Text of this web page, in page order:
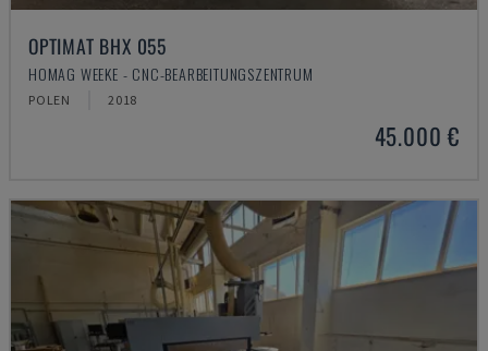
OPTIMAT BHX 055
HOMAG WEEKE - CNC-BEARBEITUNGSZENTRUM
POLEN 2018
45.000 €